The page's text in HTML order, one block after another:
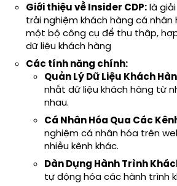
Giới thiệu vềInsider CDP:là
trải nghiệm khách hàng cá nhân
một bộ công cụ để thu thập,
dữ liệu khách hàng
Các tính năng chính:
Quản Lý Dữ Liệu Khách
nhất dữ liệu khách hàng từ
nhau.
Cá Nhân Hóa Qua Các
nghiệm cá nhân hóa trên
nhiều kênh khác.
Dàn Dựng Hành Trình
tự động hóa các hành trình